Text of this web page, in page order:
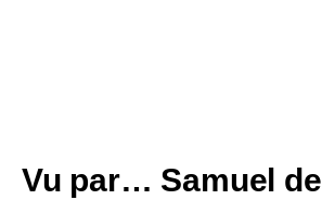
Vu par… Samuel de